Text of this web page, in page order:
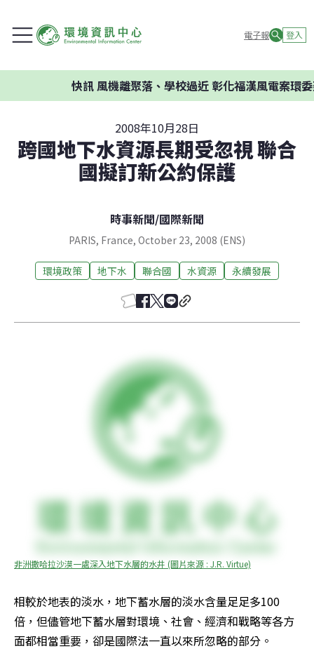
電子報 登入
快訊風機離聚落、學校過近 彰化福漢風電案環委建
2008年10月28日
跨國地下水資源長期受忽視 聯合
國擬訂新公約保護
時事新聞/國際新聞
PARIS, France, October 23, 2008 (ENS)
環境政策 地下水 聯合國 水資源 永續發展
非洲撒哈拉沙漠一處深入地下水層的水井 (圖片來源 : J.R. Virtue)
相較於地表的淡水，地下蓄水層的淡水含量足足多100
倍，但儘管地下蓄水層對環境、社會、經濟和戰略等各方
面都相當重要，卻是國際法一直以來所忽略的部分。